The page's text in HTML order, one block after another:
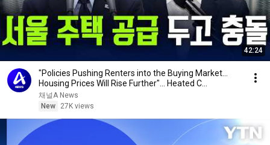
42:24
"Policies Pushing Renters into the Buying Market...
Housing Prices Will Rise Further"... Heated C...
채널A News
New
27K views